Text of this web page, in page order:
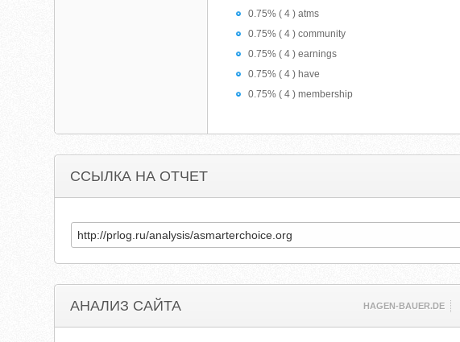
0.75% ( 4 ) atms
0.75% ( 4 ) community
0.75% ( 4 ) earnings
0.75% ( 4 ) have
0.75% ( 4 ) membership
ССЫЛКА НА ОТЧЕТ
АНАЛИЗ САЙТА HAGEN-BAUER.DE